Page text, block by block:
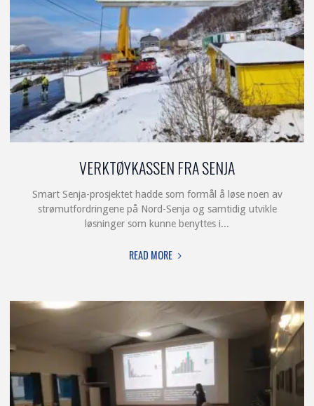
VERKTØYKASSEN FRA SENJA
Smart Senja-prosjektet hadde som formål å løse noen av
strømutfordringene på Nord-Senja og samtidig utvikle
løsninger som kunne benyttes i...
READ MORE "VERKTØYKASSEN